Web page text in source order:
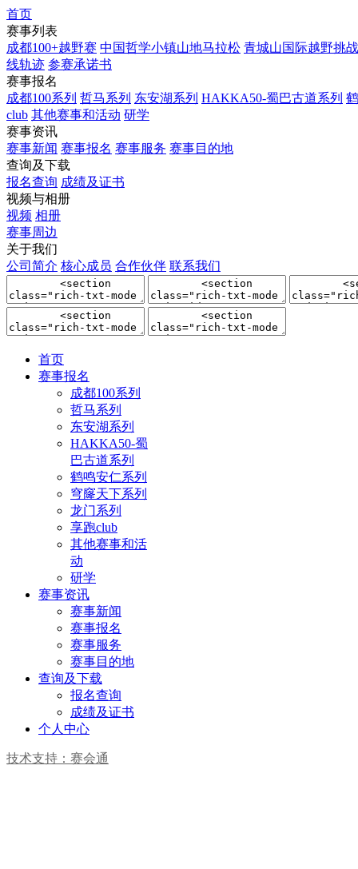
首页
赛事列表
成都100+越野赛 中国哲学小镇山地马拉松 青城山国际越野挑
线轨迹 参赛承诺书
赛事报名
成都100系列 哲马系列 东安湖系列 HAKKA50-蜀巴古道系列
club 其他赛事和活动 研学
赛事资讯
赛事新闻 赛事报名 赛事服务 赛事目的地
查询及下载
报名查询 成绩及证书
视频与相册
视频 相册
赛事周边
关于我们
公司简介 核心成员 合作伙伴 联系我们
首页
赛事报名
成都100系列
哲马系列
东安湖系列
HAKKA50-蜀
巴古道系列
鹤鸣安仁系列
穹窿天下系列
龙门系列
享跑club
其他赛事和活
动
研学
赛事资讯
赛事新闻
赛事报名
赛事服务
赛事目的地
查询及下载
报名查询
成绩及证书
个人中心
技术支持：赛会通